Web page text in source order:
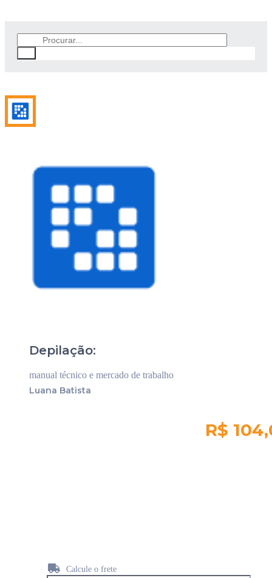
Depilação:
manual técnico e mercado de trabalho
Luana Batista
R$
Calcule o frete